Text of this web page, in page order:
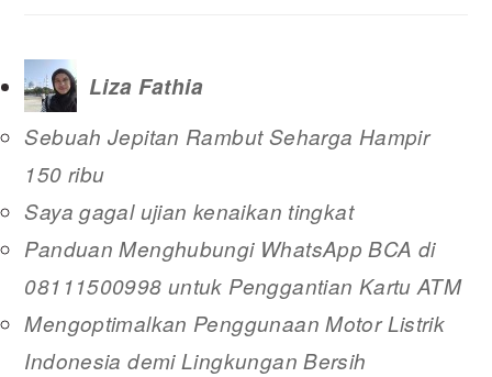
Liza Fathia
Sebuah Jepitan Rambut Seharga Hampir
150 ribu
Saya gagal ujian kenaikan tingkat
Panduan Menghubungi WhatsApp BCA di
08111500998 untuk Penggantian Kartu ATM
Mengoptimalkan Penggunaan Motor Listrik
Indonesia demi Lingkungan Bersih